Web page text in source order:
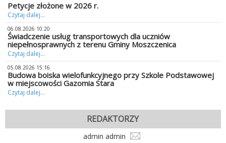
Petycje złożone w 2026 r.
Czytaj dalej...
06.08.2026 10:20
Świadczenie usług transportowych dla uczniów
niepełnosprawnych z terenu Gminy Moszczenica
Czytaj dalej...
05.08.2026 15:16
Budowa boiska wielofunkcyjnego przy Szkole Podstawowej
w miejscowości Gazomia Stara
Czytaj dalej...
REDAKTORZY
admin admin